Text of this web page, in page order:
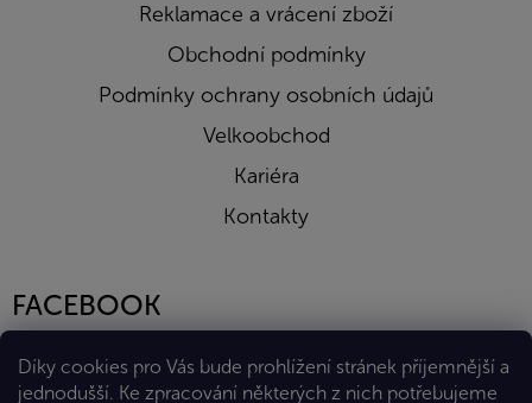
Díky cookies pro Vás bude prohlížení stránek příjemnější a
jednodušší. Ke zpracování některých z nich potřebujeme
Reklamace a vrácení zboží
Obchodní podmínky
Podmínky ochrany osobních údajů
Velkoobchod
Kariéra
Kontakty
FACEBOOK